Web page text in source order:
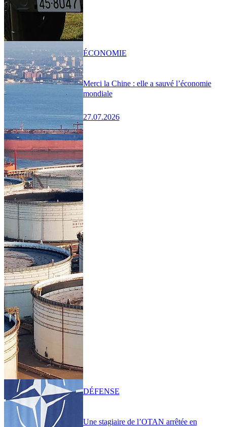
Merci la Chine : elle a sauvé l’économie
mondiale
27.07.2026
ÉCONOMIE
Une stagiaire de l’OTAN arrêtée en
DÉFENSE